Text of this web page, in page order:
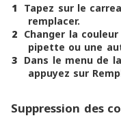
1
Tapez sur le
remplacer.
2 Changer la
pipette ou une
3 Dans le menu de
appuyez sur
Suppression des